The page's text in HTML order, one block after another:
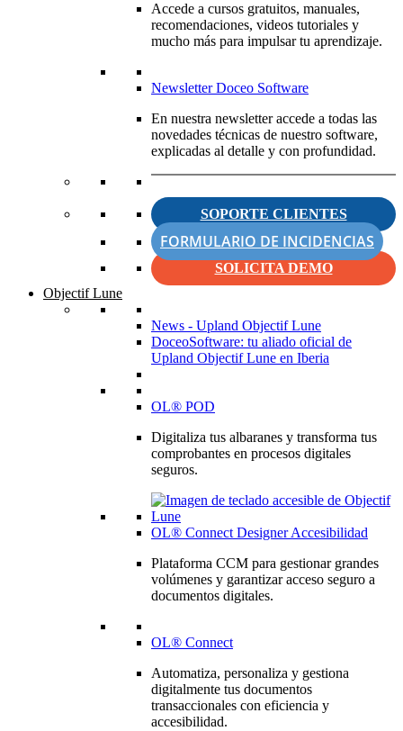
Accede a cursos gratuitos, manuales,
recomendaciones, videos tutoriales y
mucho más para impulsar tu aprendizaje.
Newsletter Doceo Software
En nuestra newsletter accede a todas las
novedades técnicas de nuestro software,
explicadas al detalle y con profundidad.
SOPORTE CLIENTES
FORMULARIO DE INCIDENCIAS
SOLICITA DEMO
Objectif Lune
News - Upland Objectif Lune
DoceoSoftware: tu aliado oficial de
Upland Objectif Lune en Iberia
OL® POD
Digitaliza tus albaranes y transforma tus
comprobantes en procesos digitales
seguros.
OL® Connect Designer Accesibilidad
Plataforma CCM para gestionar grandes
volúmenes y garantizar acceso seguro a
documentos digitales.
OL® Connect
Automatiza, personaliza y gestiona
digitalmente tus documentos
transaccionales con eficiencia y
accesibilidad.